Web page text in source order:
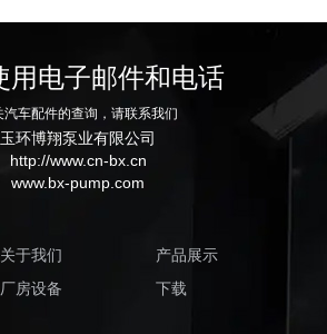
用电子邮件和电话
汽车配件的查询，请联系我们
玉环博翔泵业有限公司
http://www.cn-bx.cn
www.bx-pump.com
关于我们
产品展示
厂房设备
下载